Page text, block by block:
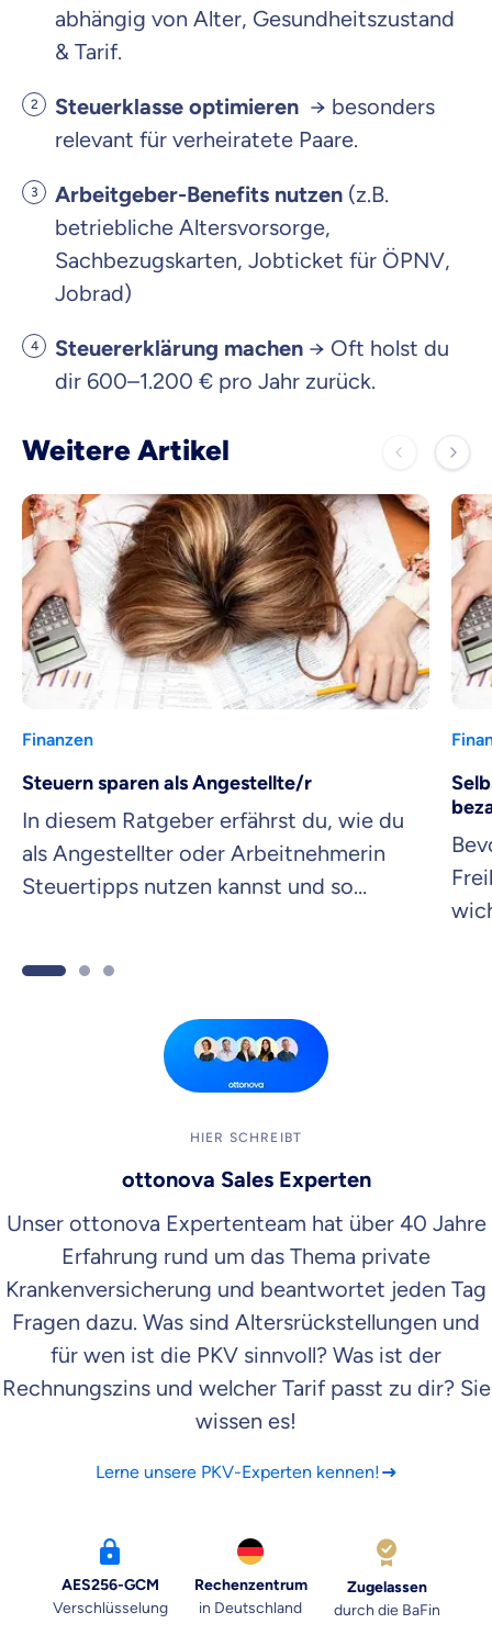
abhängig von Alter, Gesundheitszustand
& Tarif.
Steuerklasse optimieren → besonders
relevant für verheiratete Paare.
Arbeitgeber-Benefits nutzen (z.B.
betriebliche Altersvorsorge,
Sachbezugskarten, Jobticket für ÖPNV,
Jobrad)
Steuererklärung machen → Oft holst du
dir 600–1.200 € pro Jahr zurück.
Weitere Artikel
Finanzen
Steuern sparen als Angestellte/r
In diesem Ratgeber erfährst du, wie du
als Angestellter oder Arbeitnehmerin
Steuertipps nutzen kannst und so
HIER SCHREIBT
ottonova Sales Experten
Unser ottonova Expertenteam hat über 40 Jahre
Erfahrung rund um das Thema private
Krankenversicherung und beantwortet jeden Tag
Fragen dazu. Was sind Altersrückstellungen und
für wen ist die PKV sinnvoll? Was ist der
Rechnungszins und welcher Tarif passt zu dir? Sie
wissen es!
Lerne unsere PKV-Experten kennen!
AES256-GCM
Verschlüsselung
Rechenzentrum
in Deutschland
Zugelassen
durch die BaFin